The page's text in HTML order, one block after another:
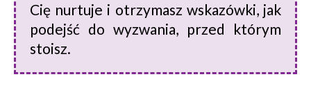
Cię nurtuje i otrzymasz wskazówki, jak
podejść do wyzwania, przed którym
stoisz.